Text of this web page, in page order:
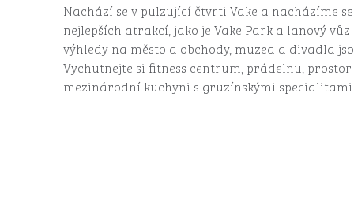
Nachází se v pulzující čtvrti Vake a nacházíme
nejlepších atrakcí, jako je Vake Park a lanový
výhledy na město a obchody, muzea a divadla
Vychutnejte si fitness centrum, prádelnu,
mezinárodní kuchyni s gruzínskými specialitami